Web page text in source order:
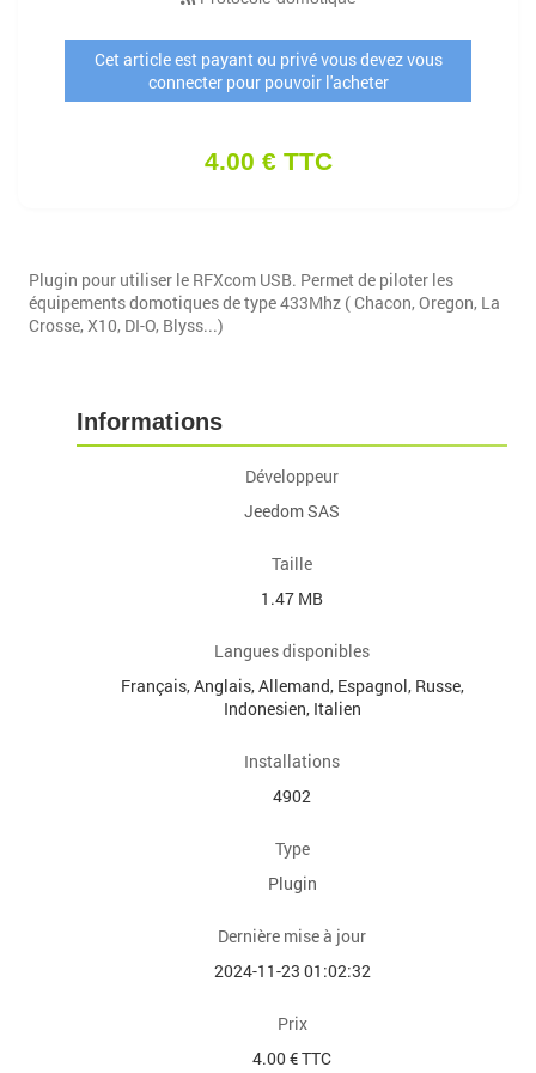
Cet article est payant ou privé vous devez vous
connecter pour pouvoir l'acheter
4.00 € TTC
Plugin pour utiliser le RFXcom USB. Permet de piloter les
équipements domotiques de type 433Mhz ( Chacon, Oregon, La
Crosse, X10, DI-O, Blyss...)
Informations
Développeur
Jeedom SAS
Taille
1.47 MB
Langues disponibles
Français, Anglais, Allemand, Espagnol, Russe,
Indonesien, Italien
Installations
4902
Type
Plugin
Dernière mise à jour
2024-11-23 01:02:32
Prix
4.00 € TTC